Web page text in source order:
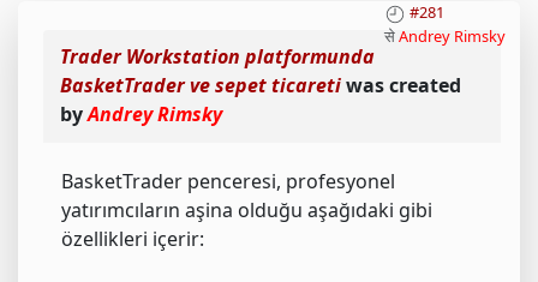
#281
सेAndrey Rimsky
Trader Workstation platformunda
BasketTrader ve sepet ticaretiwas created
byAndrey Rimsky
BasketTrader penceresi, profesyonel
yatırımcıların aşina olduğu aşağıdaki gibi
özellikleri içerir: